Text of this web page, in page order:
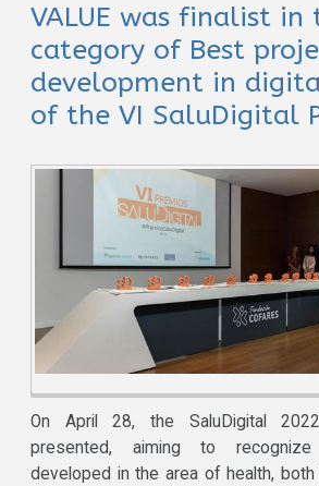
VALUE was finalist in
category of Best
development in
of the VI SaluDigital
On April 28, the SaluDigital
presented, aiming to
developed in the area of ​​health, both